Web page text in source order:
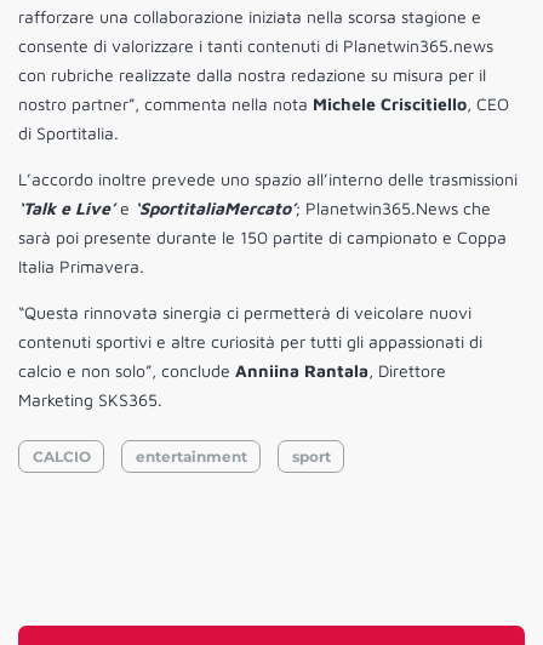
rafforzare una collaborazione iniziata nella scorsa stagione e
consente di valorizzare i tanti contenuti di Planetwin365.news
con rubriche realizzate dalla nostra redazione su misura per il
nostro partner”, commenta nella nota Michele Criscitiello, CEO
di Sportitalia.
L’accordo inoltre prevede uno spazio all’interno delle trasmissioni
‘Talk e Live’e ‘SportitaliaMercato’; Planetwin365.News che
sarà poi presente durante le 150 partite di campionato e Coppa
Italia Primavera.
“Questa rinnovata sinergia ci permetterà di veicolare nuovi
contenuti sportivi e altre curiosità per tutti gli appassionati di
calcio e non solo”, conclude Anniina Rantala, Direttore
Marketing SKS365.
CALCIO entertainment sport